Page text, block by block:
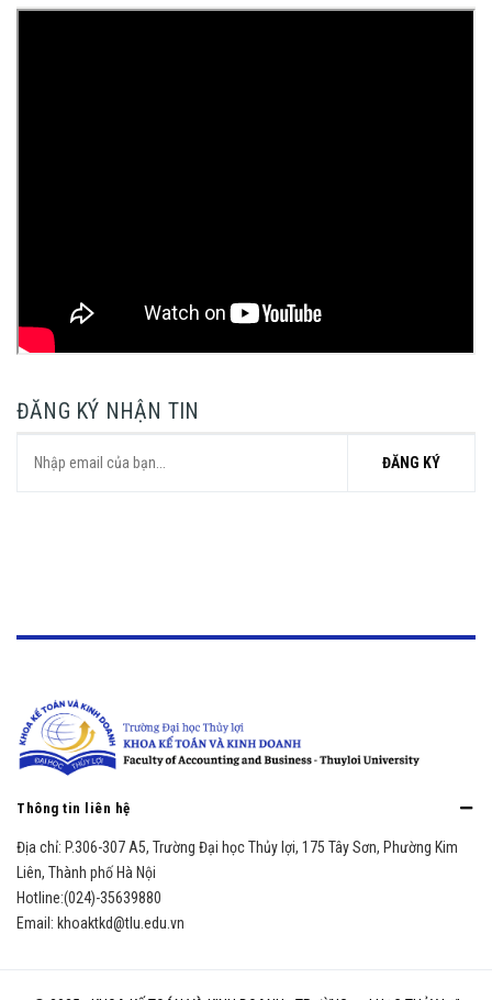
ĐĂNG KÝ NHẬN TIN
ĐĂNG KÝ
Thông tin liên hệ
Địa chỉ: P.306-307 A5, Trường Đại học Thủy lợi, 175 Tây Sơn, Phường Kim
Liên, Thành phố Hà Nội
Hotline:(024)-35639880
Email: khoaktkd@tlu.edu.vn